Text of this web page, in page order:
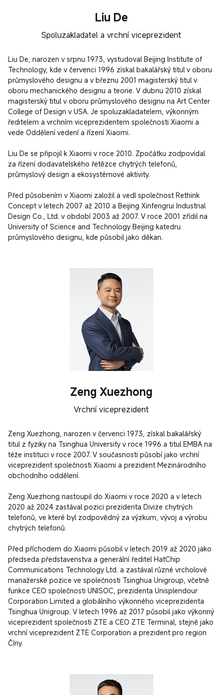
Liu De
Spoluzakladatel a vrchní viceprezident
Liu De, narozen v srpnu 1973, vystudoval Beijing Institute of
Technology, kde v červenci 1996 získal bakalářský titul v oboru
průmyslového designu a v březnu 2001 magisterský titul v
oboru mechanického designu a teorie. V dubnu 2010 získal
magisterský titul v oboru průmyslového designu na Art Center
College of Design v USA. Je spoluzakladatelem, výkonným
ředitelem a vrchním viceprezidentem společnosti Xiaomi a
vede Oddělení vedení a řízení Xiaomi.
Liu De se připojil k Xiaomi v roce 2010. Zpočátku zodpovídal
za řízení dodavatelského řetězce chytrých telefonů,
průmyslový design a ekosystémové aktivity.
Před působením v Xiaomi založil a vedl společnost Rethink
Concept v letech 2007 až 2010 a Beijing Xinfengrui Industrial
Design Co., Ltd. v období 2003 až 2007. V roce 2001 zřídil na
University of Science and Technology Beijing katedru
průmyslového designu, kde působil jako děkan.
Zeng Xuezhong
Vrchní viceprezident
Zeng Xuezhong, narozen v červenci 1973, získal bakalářský
titul z fyziky na Tsinghua University v roce 1996 a titul EMBA na
téže instituci v roce 2007. V současnosti působí jako vrchní
viceprezident společnosti Xiaomi a prezident Mezinárodního
obchodního oddělení.
Zeng Xuezhong nastoupil do Xiaomi v roce 2020 a v letech
2020 až 2024 zastával pozici prezidenta Divize chytrých
telefonů, ve které byl zodpovědný za výzkum, vývoj a výrobu
chytrých telefonů.
Před příchodem do Xiaomi působil v letech 2019 až 2020 jako
předseda představenstva a generální ředitel HatChip
Communications Technology Ltd. a zastával různé vrcholové
manažerské pozice ve společnosti Tsinghua Unigroup, včetně
funkce CEO společnosti UNISOC, prezidenta Unisplendour
Corporation Limited a globálního výkonného viceprezidenta
Tsinghua Unigroup. V letech 1996 až 2017 působil jako výkonný
viceprezident společnosti ZTE a CEO ZTE Terminal, stejně jako
vrchní viceprezident ZTE Corporation a prezident pro region
Číny.